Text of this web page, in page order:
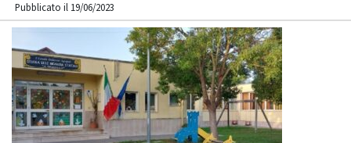
Pubblicato il 19/06/2023